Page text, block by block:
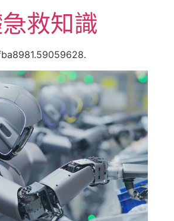
救知識